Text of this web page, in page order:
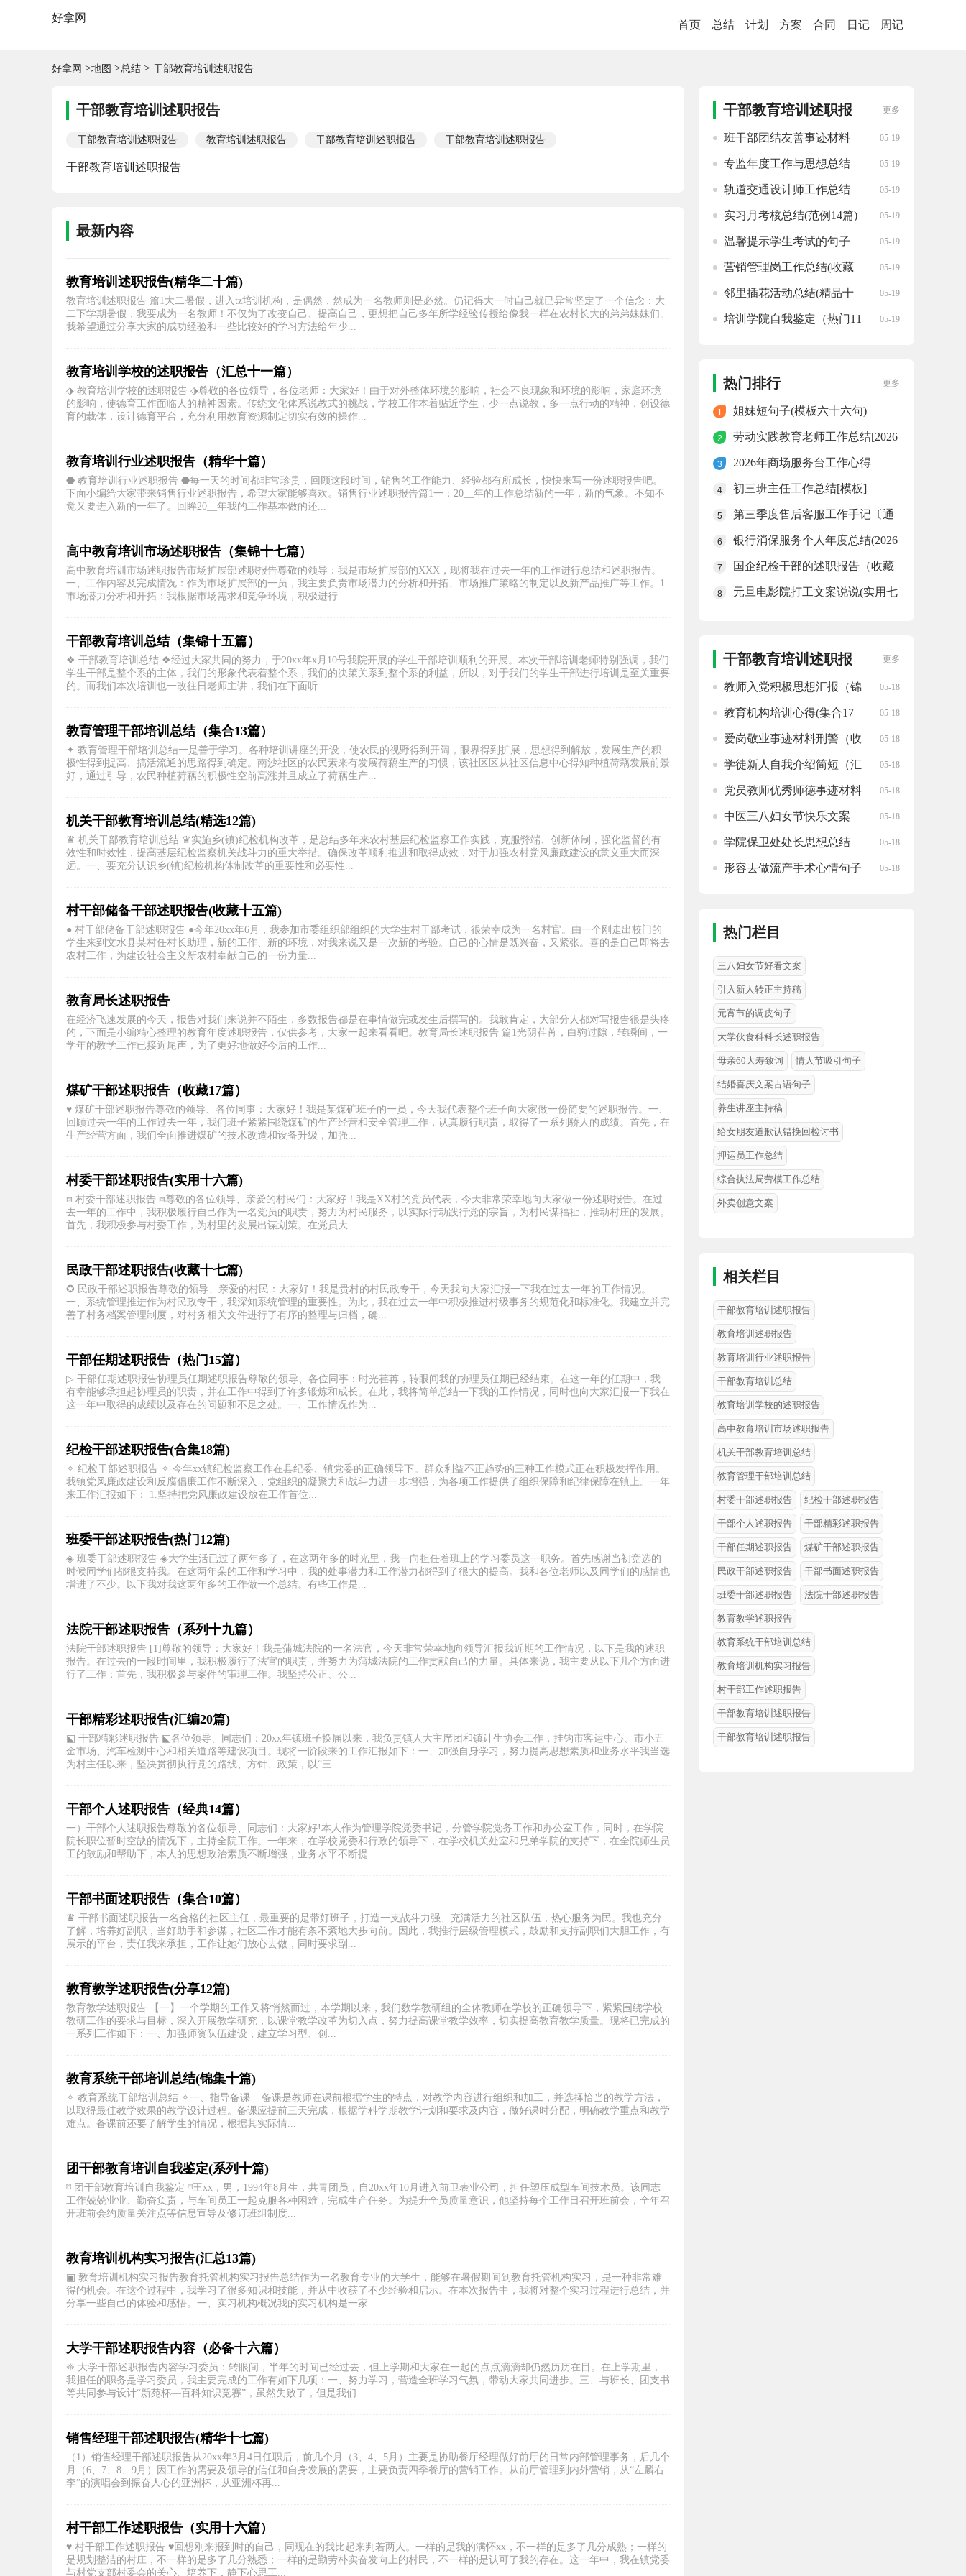
好拿网
首页 总结 计划 方案 合同 日记 周记
好拿网 >地图 >总结 > 干部教育培训述职报告
干部教育培训述职报告
干部教育培训述职报告 教育培训述职报告 干部教育培训述职报告 干部教育培训述职报告
干部教育培训述职报告
最新内容
教育培训述职报告(精华二十篇)
教育培训述职报告 篇1大二暑假，进入tz培训机构，是偶然，然成为一名教师则是必然。仍记得大一时自己就已异常坚定了一个信念：大
二下学期暑假，我要成为一名教师！不仅为了改变自己、提高自己，更想把自己多年所学经验传授给像我一样在农村长大的弟弟妹妹们。
我希望通过分享大家的成功经验和一些比较好的学习方法给年少...
教育培训学校的述职报告（汇总十一篇）
⬗ 教育培训学校的述职报告 ⬗尊敬的各位领导，各位老师：大家好！由于对外整体环境的影响，社会不良现象和环境的影响，家庭环境
的影响，使德育工作面临人的精神因素。传统文化体系说教式的挑战，学校工作本着贴近学生，少一点说教，多一点行动的精神，创设德
育的载体，设计德育平台，充分利用教育资源制定切实有效的操作...
教育培训行业述职报告（精华十篇）
⬣ 教育培训行业述职报告 ⬣每一天的时间都非常珍贵，回顾这段时间，销售的工作能力、经验都有所成长，快快来写一份述职报告吧。
下面小编给大家带来销售行业述职报告，希望大家能够喜欢。销售行业述职报告篇1一：20__年的工作总结新的一年，新的气象。不知不
觉又要进入新的一年了。回眸20__年我的工作基本做的还...
高中教育培训市场述职报告（集锦十七篇）
高中教育培训市场述职报告市场扩展部述职报告尊敬的领导：我是市场扩展部的XXX，现将我在过去一年的工作进行总结和述职报告。
一、工作内容及完成情况：作为市场扩展部的一员，我主要负责市场潜力的分析和开拓、市场推广策略的制定以及新产品推广等工作。1.
市场潜力分析和开拓：我根据市场需求和竞争环境，积极进行...
干部教育培训总结（集锦十五篇）
❖ 干部教育培训总结 ❖经过大家共同的努力，于20xx年x月10号我院开展的学生干部培训顺利的开展。本次干部培训老师特别强调，我们
学生干部是整个系的主体，我们的形象代表着整个系，我们的决策关系到整个系的利益，所以，对于我们的学生干部进行培训是至关重要
的。而我们本次培训也一改往日老师主讲，我们在下面听...
教育管理干部培训总结（集合13篇）
✦ 教育管理干部培训总结一是善于学习。各种培训讲座的开设，使农民的视野得到开阔，眼界得到扩展，思想得到解放，发展生产的积
极性得到提高、搞活流通的思路得到确定。南沙社区的农民素来有发展荷藕生产的习惯，该社区区从社区信息中心得知种植荷藕发展前景
好，通过引导，农民种植荷藕的积极性空前高涨并且成立了荷藕生产...
机关干部教育培训总结(精选12篇)
♛ 机关干部教育培训总结 ♛实施乡(镇)纪检机构改革，是总结多年来农村基层纪检监察工作实践，克服弊端、创新体制，强化监督的有
效性和时效性，提高基层纪检监察机关战斗力的重大举措。确保改革顺利推进和取得成效，对于加强农村党风廉政建设的意义重大而深
远。一、要充分认识乡(镇)纪检机构体制改革的重要性和必要性...
村干部储备干部述职报告(收藏十五篇)
● 村干部储备干部述职报告 ●今年20xx年6月，我参加市委组织部组织的大学生村干部考试，很荣幸成为一名村官。由一个刚走出校门的
学生来到文水县某村任村长助理，新的工作、新的环境，对我来说又是一次新的考验。自己的心情是既兴奋，又紧张。喜的是自己即将去
农村工作，为建设社会主义新农村奉献自己的一份力量...
教育局长述职报告
在经济飞速发展的今天，报告对我们来说并不陌生，多数报告都是在事情做完或发生后撰写的。我敢肯定，大部分人都对写报告很是头疼
的，下面是小编精心整理的教育年度述职报告，仅供参考，大家一起来看看吧。教育局长述职报告 篇1光阴荏苒，白驹过隙，转瞬间，一
学年的教学工作已接近尾声，为了更好地做好今后的工作...
煤矿干部述职报告（收藏17篇）
♥️ 煤矿干部述职报告尊敬的领导、各位同事：大家好！我是某煤矿班子的一员，今天我代表整个班子向大家做一份简要的述职报告。一、
回顾过去一年的工作过去一年，我们班子紧紧围绕煤矿的生产经营和安全管理工作，认真履行职责，取得了一系列骄人的成绩。首先，在
生产经营方面，我们全面推进煤矿的技术改造和设备升级，加强...
村委干部述职报告(实用十六篇)
⧈ 村委干部述职报告 ⧈尊敬的各位领导、亲爱的村民们：大家好！我是XX村的党员代表，今天非常荣幸地向大家做一份述职报告。在过
去一年的工作中，我积极履行自己作为一名党员的职责，努力为村民服务，以实际行动践行党的宗旨，为村民谋福祉，推动村庄的发展。
首先，我积极参与村委工作，为村里的发展出谋划策。在党员大...
民政干部述职报告(收藏十七篇)
✪ 民政干部述职报告尊敬的领导、亲爱的村民：大家好！我是贵村的村民政专干，今天我向大家汇报一下我在过去一年的工作情况。
一、系统管理推进作为村民政专干，我深知系统管理的重要性。为此，我在过去一年中积极推进村级事务的规范化和标准化。我建立并完
善了村务档案管理制度，对村务相关文件进行了有序的整理与归档，确...
干部任期述职报告（热门15篇）
▷ 干部任期述职报告协理员任期述职报告尊敬的领导、各位同事：时光荏苒，转眼间我的协理员任期已经结束。在这一年的任期中，我
有幸能够承担起协理员的职责，并在工作中得到了许多锻炼和成长。在此，我将简单总结一下我的工作情况，同时也向大家汇报一下我在
这一年中取得的成绩以及存在的问题和不足之处。一、工作情况作为...
纪检干部述职报告(合集18篇)
✧ 纪检干部述职报告 ✧ 今年xx镇纪检监察工作在县纪委、镇党委的正确领导下。群众利益不正趋势的三种工作模式正在积极发挥作用。
我镇党风廉政建设和反腐倡廉工作不断深入，党组织的凝聚力和战斗力进一步增强，为各项工作提供了组织保障和纪律保障在镇上。一年
来工作汇报如下： 1.坚持把党风廉政建设放在工作首位...
班委干部述职报告(热门12篇)
◈ 班委干部述职报告 ◈大学生活已过了两年多了，在这两年多的时光里，我一向担任着班上的学习委员这一职务。首先感谢当初竞选的
时候同学们都很支持我。在这两年朵的工作和学习中，我的处事潜力和工作潜力都得到了很大的提高。我和各位老师以及同学们的感情也
增进了不少。以下我对我这两年多的工作做一个总结。有些工作是...
法院干部述职报告（系列十九篇）
法院干部述职报告 [1]尊敬的领导：大家好！我是蒲城法院的一名法官，今天非常荣幸地向领导汇报我近期的工作情况，以下是我的述职
报告。在过去的一段时间里，我积极履行了法官的职责，并努力为蒲城法院的工作贡献自己的力量。具体来说，我主要从以下几个方面进
行了工作：首先，我积极参与案件的审理工作。我坚持公正、公...
干部精彩述职报告(汇编20篇)
⬕ 干部精彩述职报告 ⬕各位领导、同志们：20xx年镇班子换届以来，我负责镇人大主席团和镇计生协会工作，挂钩市客运中心、市小五
金市场、汽车检测中心和相关道路等建设项目。现将一阶段来的工作汇报如下：一、加强自身学习，努力提高思想素质和业务水平我当选
为村主任以来，坚决贯彻执行党的路线、方针、政策，以“三...
干部个人述职报告（经典14篇）
一）干部个人述职报告尊敬的各位领导、同志们：大家好!本人作为管理学院党委书记，分管学院党务工作和办公室工作，同时，在学院
院长职位暂时空缺的情况下，主持全院工作。一年来，在学校党委和行政的领导下，在学校机关处室和兄弟学院的支持下，在全院师生员
工的鼓励和帮助下，本人的思想政治素质不断增强，业务水平不断提...
干部书面述职报告（集合10篇）
♛ 干部书面述职报告一名合格的社区主任，最重要的是带好班子，打造一支战斗力强、充满活力的社区队伍，热心服务为民。我也充分
了解，培养好副职，当好助手和参谋，社区工作才能有条不紊地大步向前。因此，我推行层级管理模式，鼓励和支持副职们大胆工作，有
展示的平台，责任我来承担，工作让她们放心去做，同时要求副...
教育教学述职报告(分享12篇)
教育教学述职报告 【一】一个学期的工作又将悄然而过，本学期以来，我们数学教研组的全体教师在学校的正确领导下，紧紧围绕学校
教研工作的要求与目标，深入开展教学研究，以课堂教学改革为切入点，努力提高课堂教学效率，切实提高教育教学质量。现将已完成的
一系列工作如下：一、加强师资队伍建设，建立学习型、创...
教育系统干部培训总结(锦集十篇)
✧ 教育系统干部培训总结 ✧一、指导备课 备课是教师在课前根据学生的特点，对教学内容进行组织和加工，并选择恰当的教学方法，
以取得最佳教学效果的教学设计过程。备课应提前三天完成，根据学科学期教学计划和要求及内容，做好课时分配，明确教学重点和教学
难点。备课前还要了解学生的情况，根据其实际情...
团干部教育培训自我鉴定(系列十篇)
⌑ 团干部教育培训自我鉴定 ⌑王xx，男，1994年8月生，共青团员，自20xx年10月进入前卫表业公司，担任塑压成型车间技术员。该同志
工作兢兢业业、勤奋负责，与车间员工一起克服各种困难，完成生产任务。为提升全员质量意识，他坚持每个工作日召开班前会，全年召
开班前会约质量关注点等信息宣导及修订班组制度...
教育培训机构实习报告(汇总13篇)
▣ 教育培训机构实习报告教育托管机构实习报告总结作为一名教育专业的大学生，能够在暑假期间到教育托管机构实习，是一种非常难
得的机会。在这个过程中，我学习了很多知识和技能，并从中收获了不少经验和启示。在本次报告中，我将对整个实习过程进行总结，并
分享一些自己的体验和感悟。一、实习机构概况我的实习机构是一家...
大学干部述职报告内容（必备十六篇）
❈ 大学干部述职报告内容学习委员：转眼间，半年的时间已经过去，但上学期和大家在一起的点点滴滴却仍然历历在目。在上学期里，
我担任的职务是学习委员，我主要完成的工作有如下几项：一、努力学习，营造全班学习气氛，带动大家共同进步。三、与班长、团支书
等共同参与设计“新苑杯—百科知识竞赛”，虽然失败了，但是我们...
销售经理干部述职报告(精华十七篇)
（1）销售经理干部述职报告从20xx年3月4日任职后，前几个月（3、4、5月）主要是协助餐厅经理做好前厅的日常内部管理事务，后几个
月（6、7、8、9月）因工作的需要及领导的信任和自身发展的需要，主要负责四季餐厅的营销工作。从前厅管理到内外营销，从“左麟右
李”的演唱会到振奋人心的亚洲杯，从亚洲杯再...
村干部工作述职报告（实用十六篇）
♥️ 村干部工作述职报告 ♥️回想刚来报到时的自己，同现在的我比起来判若两人。一样的是我的满怀xx，不一样的是多了几分成熟；一样的
是规划整洁的村庄，不一样的是多了几分熟悉；一样的是勤劳朴实奋发向上的村民，不一样的是认可了我的存在。这一年中，我在镇党委
与村党支部村委会的关心、培养下，静下心思工...
干部教育培训述职报
告推荐
更多
班干部团结友善事迹材料
05-19
专监年度工作与思想总结
05-19
轨道交通设计师工作总结
05-19
实习月考核总结(范例14篇) 05-19
温馨提示学生考试的句子
05-19
营销管理岗工作总结(收藏
05-19
邻里插花活动总结(精品十
05-19
培训学院自我鉴定（热门11
05-19
热门排行 更多
1 姐妹短句子(模板六十六句)
2
劳动实践教育老师工作总结[2026
3 2026年商场服务台工作心得
4 初三班主任工作总结[模板]
5
第三季度售后客服工作手记〔通
6
银行消保服务个人年度总结(2026
7
国企纪检干部的述职报告（收藏
8
元旦电影院打工文案说说(实用七
干部教育培训述职报
告精选
更多
教师入党积极思想汇报（锦
05-18
教育机构培训心得(集合17
05-18
爱岗敬业事迹材料刑警（收
05-18
学徒新人自我介绍简短（汇
05-18
党员教师优秀师德事迹材料
05-18
中医三八妇女节快乐文案
05-18
学院保卫处处长思想总结
05-18
形容去做流产手术心情句子
05-18
热门栏目
三八妇女节好看文案
引入新人转正主持稿
元宵节的调皮句子
大学伙食科科长述职报告
母亲60大寿致词 情人节吸引句子
结婚喜庆文案古语句子
养生讲座主持稿
给女朋友道歉认错挽回检讨书
押运员工作总结
综合执法局劳模工作总结
外卖创意文案
相关栏目
干部教育培训述职报告
教育培训述职报告
教育培训行业述职报告
干部教育培训总结
教育培训学校的述职报告
高中教育培训市场述职报告
机关干部教育培训总结
教育管理干部培训总结
村委干部述职报告 纪检干部述职报告
干部个人述职报告 干部精彩述职报告
干部任期述职报告 煤矿干部述职报告
民政干部述职报告 干部书面述职报告
班委干部述职报告 法院干部述职报告
教育教学述职报告
教育系统干部培训总结
教育培训机构实习报告
村干部工作述职报告
干部教育培训述职报告
干部教育培训述职报告